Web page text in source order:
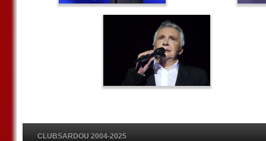
CLUBSARDOU 2004-2025